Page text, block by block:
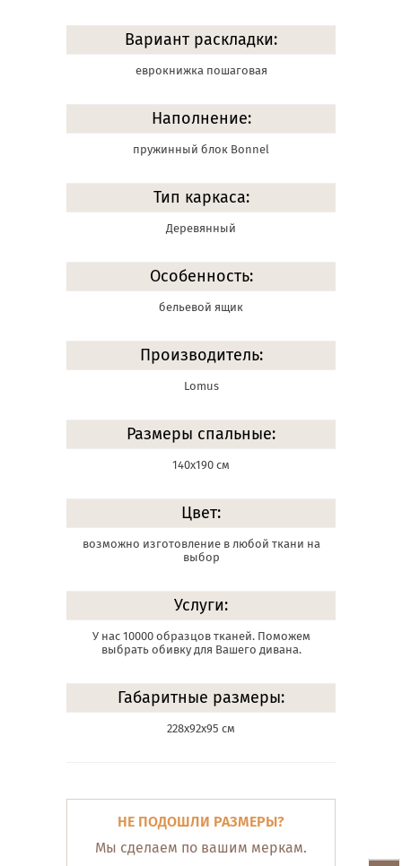
Вариант раскладки:
еврокнижка пошаговая
Наполнение:
пружинный блок Bonnel
Тип каркаса:
Деревянный
Особенность:
бельевой ящик
Производитель:
Lomus
Размеры спальные:
140х190 см
Цвет:
возможно изготовление в любой ткани на
выбор
Услуги:
У нас 10000 образцов тканей. Поможем
выбрать обивку для Вашего дивана.
Габаритные размеры:
228х92х95 см
НЕ ПОДОШЛИ РАЗМЕРЫ?
Мы сделаем по вашим меркам.